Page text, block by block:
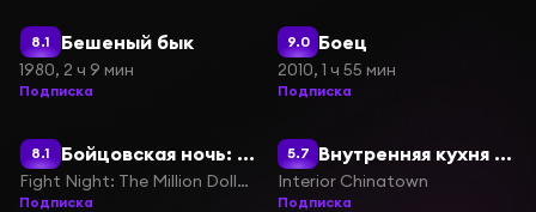
8.1 Бешеный бык
1980, 2 ч 9 мин
Подписка
9.0 Боец
2010, 1 ч 55 мин
Подписка
8.1 Бойцовская ночь: Афера на миллион
Fight Night: The Million Dollar Heist
Подписка
5.7 Внутренняя кухня Китайского квартала
Interior Chinatown
Подписка